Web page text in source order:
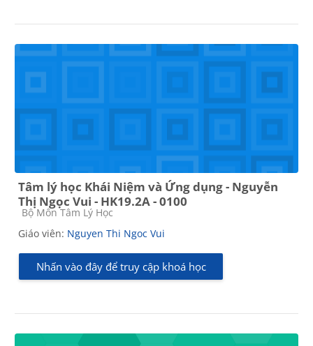
Tâm lý học Khái Niệm và Ứng dụng - Nguyễn
Thị Ngọc Vui - HK19.2A - 0100
Các loại khóa học
Bộ Môn Tâm Lý Học
Giáo viên: Nguyen Thi Ngoc Vui
Nhấn vào đây để truy cập khoá học